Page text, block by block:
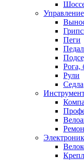
Управление
Пеги
Рога,
Рули
Седла